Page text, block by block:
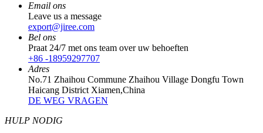
Email ons
Leave us a message
export@jiree.com
Bel ons
Praat 24/7 met ons team over uw behoeften
+86 -18959297707
Adres
No.71 Zhaihou Commune Zhaihou Village Dongfu Town
Haicang District Xiamen,China
DE WEG VRAGEN
HULP NODIG